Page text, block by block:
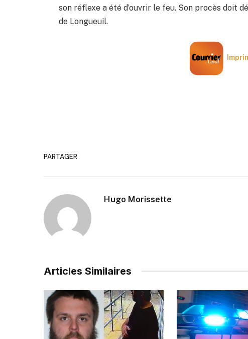
son réflexe a été d’ouvrir le feu. Son procès doit
de Longueuil.
PARTAGER
Hugo Morissette
Articles Similaires